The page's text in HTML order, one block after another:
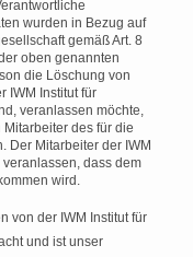
wurden in Bezug auf
gemäß Art. 8
oben genannten
die Löschung von
IWM Institut für
veranlassen möchte,
des für die
Der Mitarbeiter der IWM
veranlassen, dass dem
wird.
von der IWM Institut für
und ist unser